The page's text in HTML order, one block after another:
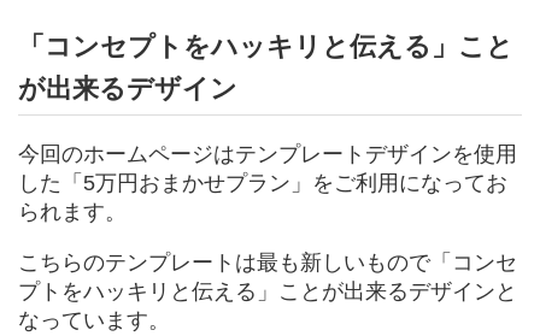
「コンセプトをハッキリと伝える」こと
が出来るデザイン
今回のホームページはテンプレートデザインを使用
した「5万円おまかせプラン」をご利用になってお
られます。
こちらのテンプレートは最も新しいもので「コンセ
プトをハッキリと伝える」ことが出来るデザインと
なっています。